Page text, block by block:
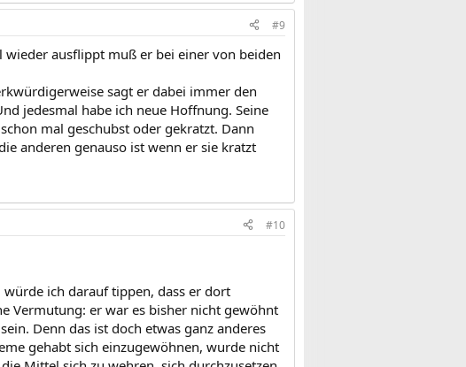
#9
ausflippt muß er bei einer von beiden
sagt er dabei immer den
jedesmal habe ich neue Hoffnung. Seine
mal geschubst oder gekratzt. Dann
anderen genauso ist wenn er sie kratzt
#10
würde ich darauf tippen, dass er dort
Vermutung: er war es bisher nicht gewöhnt
Denn das ist doch etwas ganz anderes
gehabt sich einzugewöhnen, wurde nicht